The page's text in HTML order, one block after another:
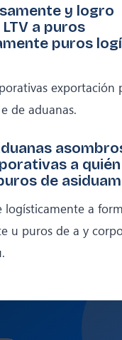
y logro
a puros
puros
exportación
de aduanas.
a quién
de
logísticamente a
u puros de a y